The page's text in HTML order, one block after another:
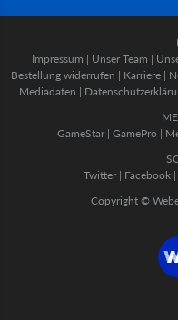
Impressum | Unser Team |
Bestellung widerrufen | Karriere |
Mediadaten |
GameStar| GamePro |
Twitter | Facebook |
Copyright ©